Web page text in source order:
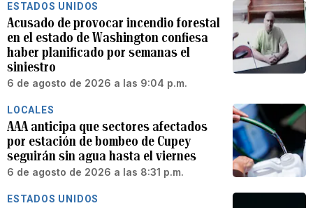
ESTADOS UNIDOS
Acusado de provocar incendio forestal
en el estado de Washington confiesa
haber planificado por semanas el
siniestro
6 de agosto de 2026 a las 9:04 p.m.
LOCALES
AAA anticipa que sectores afectados
por estación de bombeo de Cupey
seguirán sin agua hasta el viernes
6 de agosto de 2026 a las 8:31 p.m.
ESTADOS UNIDOS